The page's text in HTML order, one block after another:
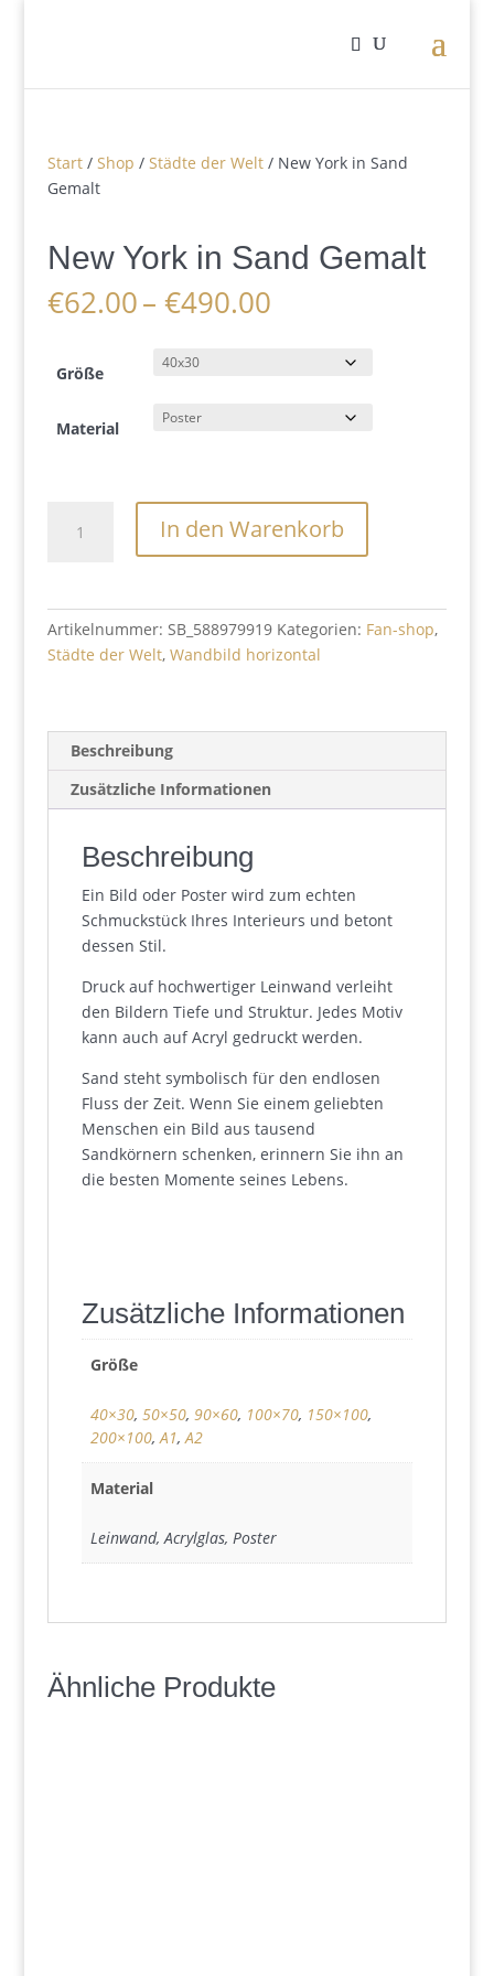
Start/ Shop / Städte der Welt/ New York in Sand
Gemalt
New York in Sand Gemalt
€62.00– €490.00Preisspanne:
€490.00
Größe
Material
Gemalt
Menge
In den Warenkorb
Artikelnummer: SB_588979919 Kategorien: Fan-shop,
Städte der Welt, Wandbild horizontal
Beschreibung
Zusätzliche Informationen
Beschreibung
Ein Bild oder Poster wird zum echten
Schmuckstück Ihres Interieurs und betont
dessen Stil.
Druck auf hochwertiger Leinwand verleiht
den Bildern Tiefe und Struktur. Jedes Motiv
kann auch auf Acryl gedruckt werden.
Sand steht symbolisch für den endlosen
Fluss der Zeit. Wenn Sie einem geliebten
Menschen ein Bild aus tausend
Sandkörnern schenken, erinnern Sie ihn an
die besten Momente seines Lebens.
Zusätzliche Informationen
Größe
40×30, 50×50, 90×60, 100×70, 150×100,
200×100,A1,A2
Material
Leinwand, Acrylglas, Poster
Ähnliche Produkte